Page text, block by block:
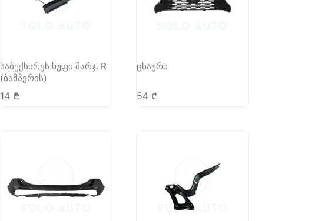
საბუქსირეს ხუფი მარჯ. R
(ბამპერის)
14 ₾
ცხაური
54 ₾